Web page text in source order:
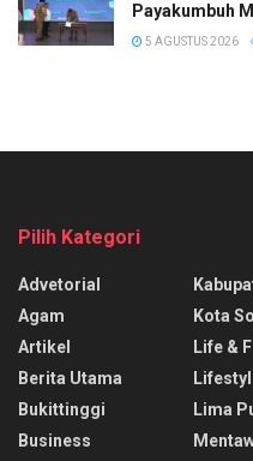
Payakumbuh
5 AGUSTUS 2026
Pilih Kategori
Advetorial
Agam
Artikel
Berita Utama
Bukittinggi
Business
Kota
Life &
Lima